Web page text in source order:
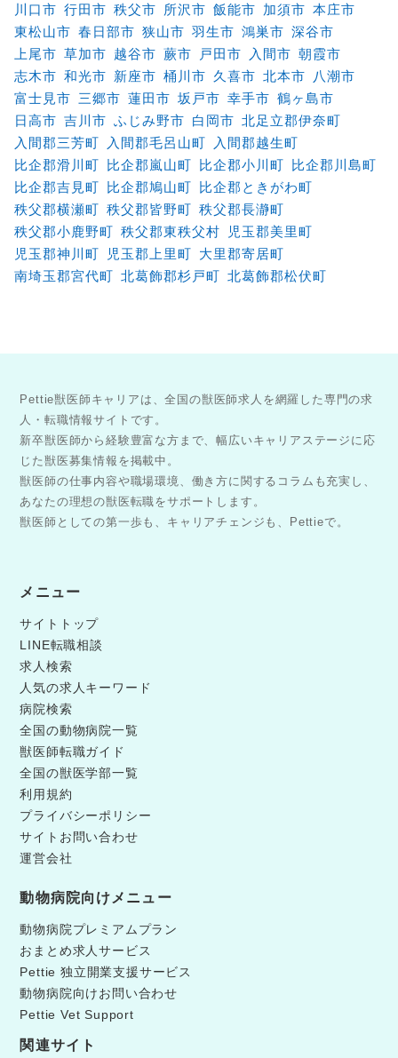
川口市 行田市 秩父市 所沢市 飯能市 加須市 本庄市
東松山市 春日部市 狭山市 羽生市 鴻巣市 深谷市
上尾市 草加市 越谷市 蕨市 戸田市 入間市 朝霞市
志木市 和光市 新座市 桶川市 久喜市 北本市
八潮市
富士見市 三郷市 蓮田市 坂戸市 幸手市 鶴ヶ島市
日高市 吉川市 ふじみ野市 白岡市 北足立郡伊奈町
入間郡三芳町
入間郡毛呂山町
入間郡越生町
比企郡滑川町
比企郡嵐山町 比企郡小川町
比企郡川島町
比企郡吉見町
比企郡鳩山町
比企郡ときがわ町
秩父郡横瀬町 秩父郡皆野町 秩父郡長瀞町
秩父郡小鹿野町 秩父郡東秩父村
児玉郡美里町
児玉郡神川町
児玉郡上里町 大里郡寄居町
南埼玉郡宮代町 北葛飾郡杉戸町 北葛飾郡松伏町
Pettie獣医師キャリアは、全国の獣医師求人を網羅した専門の求
人・転職情報サイトです。
新卒獣医師から経験豊富な方まで、幅広いキャリアステージに応
じた獣医募集情報を掲載中。
獣医師の仕事内容や職場環境、働き方に関するコラムも充実し、
あなたの理想の獣医転職をサポートします。
獣医師としての第一歩も、キャリアチェンジも、Pettieで。
メニュー
サイトトップ
LINE転職相談
求人検索
人気の求人キーワード
病院検索
全国の動物病院一覧
獣医師転職ガイド
全国の獣医学部一覧
利用規約
プライバシーポリシー
サイトお問い合わせ
運営会社
動物病院向けメニュー
動物病院プレミアムプラン
おまとめ求人サービス
Pettie 独立開業支援サービス
動物病院向けお問い合わせ
Pettie Vet Support
関連サイト